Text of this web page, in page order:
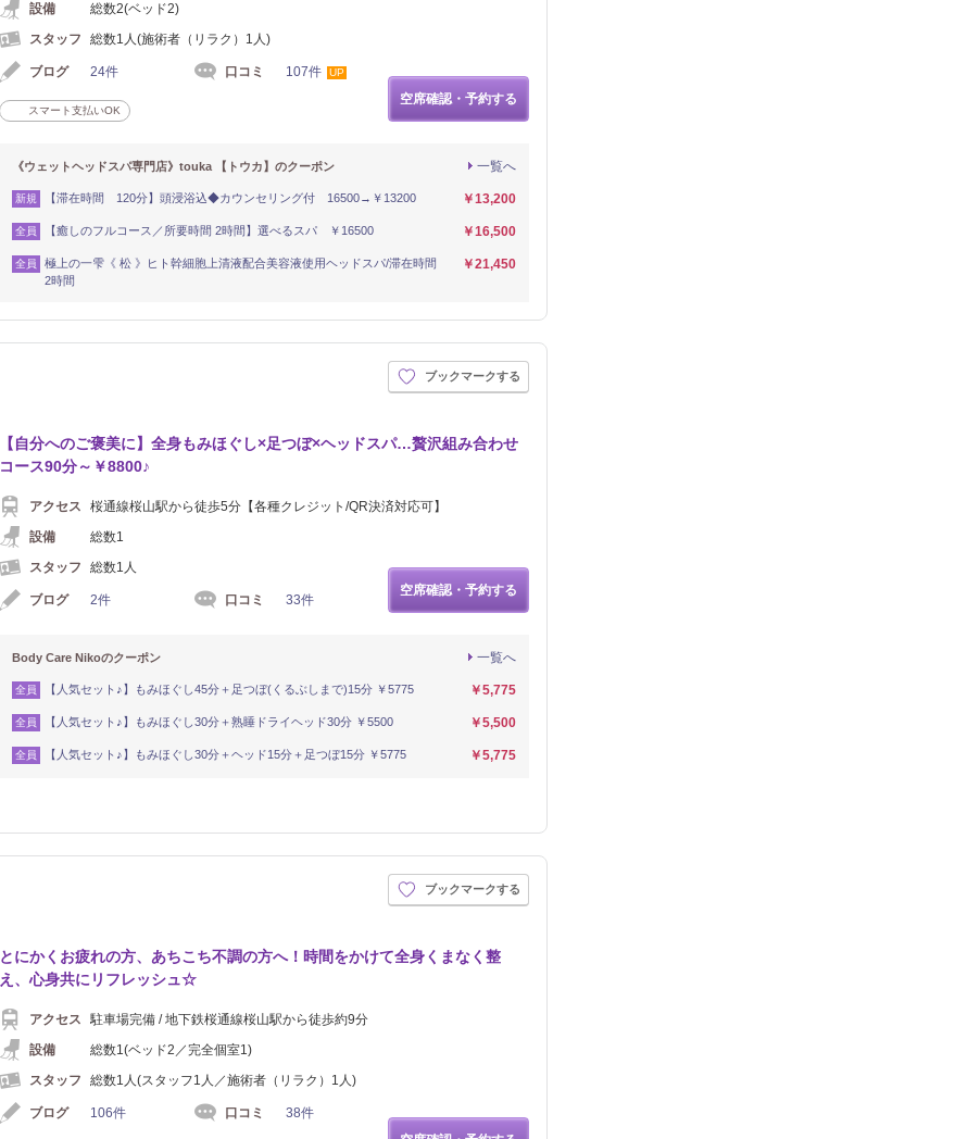
設備
総数2(ベッド2)
スタッフ
総数1人(施術者（リラク）1人)
ブログ 24件 口コミ 107件 UP
スマート支払いOK
空席確認・予約する
一覧へ
《ウェットヘッドスパ専門店》touka 【トウカ】のクーポン
新規 【滞在時間 120分】頭浸浴込◆カウンセリング付 16500→￥13200 ￥13,200
全員 【癒しのフルコース／所要時間 2時間】選べるスパ ￥16500 ￥16,500
全員
極上の一雫《 松 》ヒト幹細胞上清液配合美容液使用ヘッドスパ/滞在時間
2時間
￥21,450
ブックマークする
【自分へのご褒美に】全身もみほぐし×足つぼ×ヘッドスパ…贅沢組み合わせ
コース90分～￥8800♪
アクセス
桜通線桜山駅から徒歩5分【各種クレジット/QR決済対応可】
設備
総数1
スタッフ
総数1人
ブログ 2件 口コミ 33件
空席確認・予約する
一覧へ
Body Care Nikoのクーポン
全員 【人気セット♪】もみほぐし45分＋足つぼ(くるぶしまで)15分 ￥5775 ￥5,775
全員 【人気セット♪】もみほぐし30分＋熟睡ドライヘッド30分 ￥5500 ￥5,500
全員 【人気セット♪】もみほぐし30分＋ヘッド15分＋足つぼ15分 ￥5775 ￥5,775
ブックマークする
とにかくお疲れの方、あちこち不調の方へ！時間をかけて全身くまなく整
え、心身共にリフレッシュ☆
アクセス
駐車場完備 / 地下鉄桜通線桜山駅から徒歩約9分
設備
総数1(ベッド2／完全個室1)
スタッフ
総数1人(スタッフ1人／施術者（リラク）1人)
ブログ 106件 口コミ 38件